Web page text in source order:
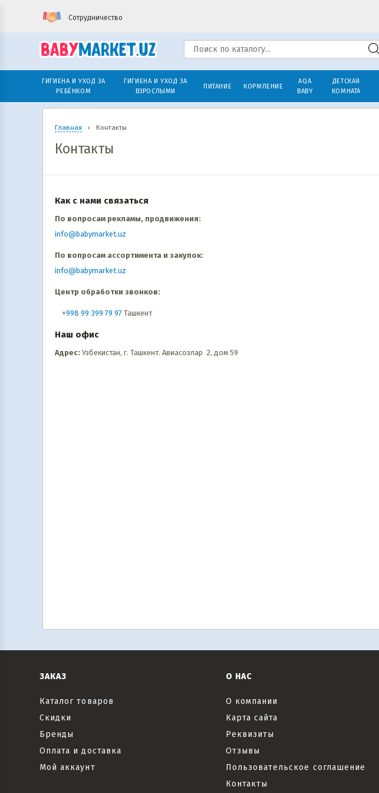
Сотрудничество
ГИГИЕНА И УХОД ЗА
РЕБЁНКОМ
ГИГИЕНА И УХОД ЗА
ВЗРОСЛЫМИ
ПИТАНИЕ КОРМЛЕНИЕ
AQA
BABY
ДЕТСКАЯ
КОМНАТА
Главная › Контакты
Контакты
Как с нами связаться
По вопросам рекламы, продвижения:
info@babymarket.uz
По вопросам ассортимента и закупок:
info@babymarket.uz
Центр обработки звонков:
+998 99 399 79 97 Ташкент
Наш офис
Адрес: Узбекистан, г. Ташкент. Авиасозлар 2, дом 59
ЗАКАЗ
Каталог товаров
Скидки
Бренды
Оплата и доставка
Мой аккаунт
О НАС
О компании
Карта сайта
Реквизиты
Отзывы
Пользовательское соглашение
Контакты